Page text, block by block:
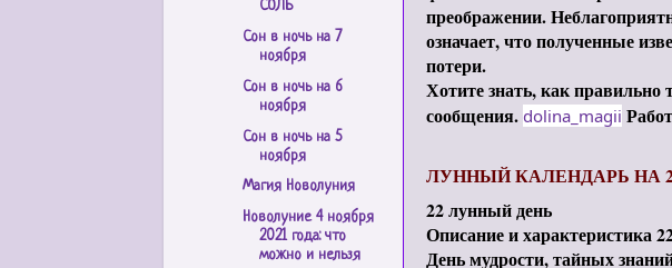
преображении.
означает, что полученные
потери.
Хотите знать, как
сообщения. dolina_magii
ЛУННЫЙ КАЛЕНДАРЬ НА
22 лунный день
Описание и характеристика
День мудрости, тайных
СОЛЬ
Сон в ночь на 7
ноября
Сон в ночь на 6
ноября
Сон в ночь на 5
ноября
Магия Новолуния
Новолуние 4 ноября
2021 года: что
можно и нельзя